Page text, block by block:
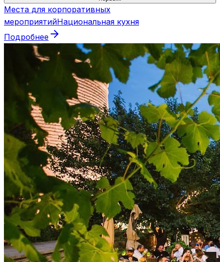
Места для корпоративных
мероприятийНациональная кухня
Подробнее